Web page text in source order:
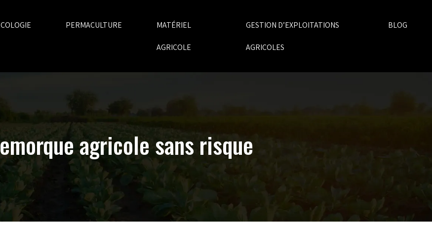
PERMACULTURE MATÉRIEL
AGRICOLE
GESTION D’EXPLOITATIONS
AGRICOLES
BLOG
agricole sans risque